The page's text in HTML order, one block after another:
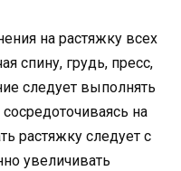
на растяжку всех
спину, грудь, пресс,
следует выполнять
на
растяжку следует с
увеличивать